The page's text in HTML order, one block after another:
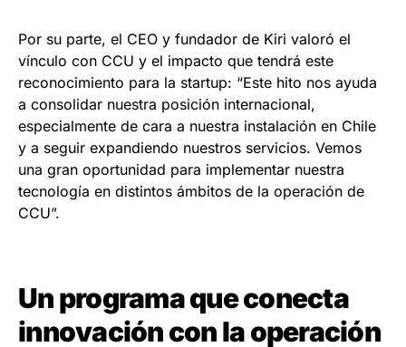
Por su parte, el CEO y fundador de Kiri valoró el
vínculo con CCU y el impacto que tendrá este
reconocimiento para la startup: “Este hito nos ayuda
a consolidar nuestra posición internacional,
especialmente de cara a nuestra instalación en Chile
y a seguir expandiendo nuestros servicios. Vemos
una gran oportunidad para implementar nuestra
tecnología en distintos ámbitos de la operación de
CCU”.
Un programa que conecta
innovación con la operación